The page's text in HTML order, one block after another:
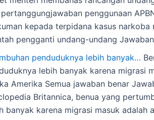
penggunaan
kepada terpidana kasus narkoba
pengganti undang-undang
penduduknya lebih banyak…
lebih banyak karena migrasi
Amerika Semua jawaban benar
Britannica, benua yang
banyak karena migrasi masuk adalah